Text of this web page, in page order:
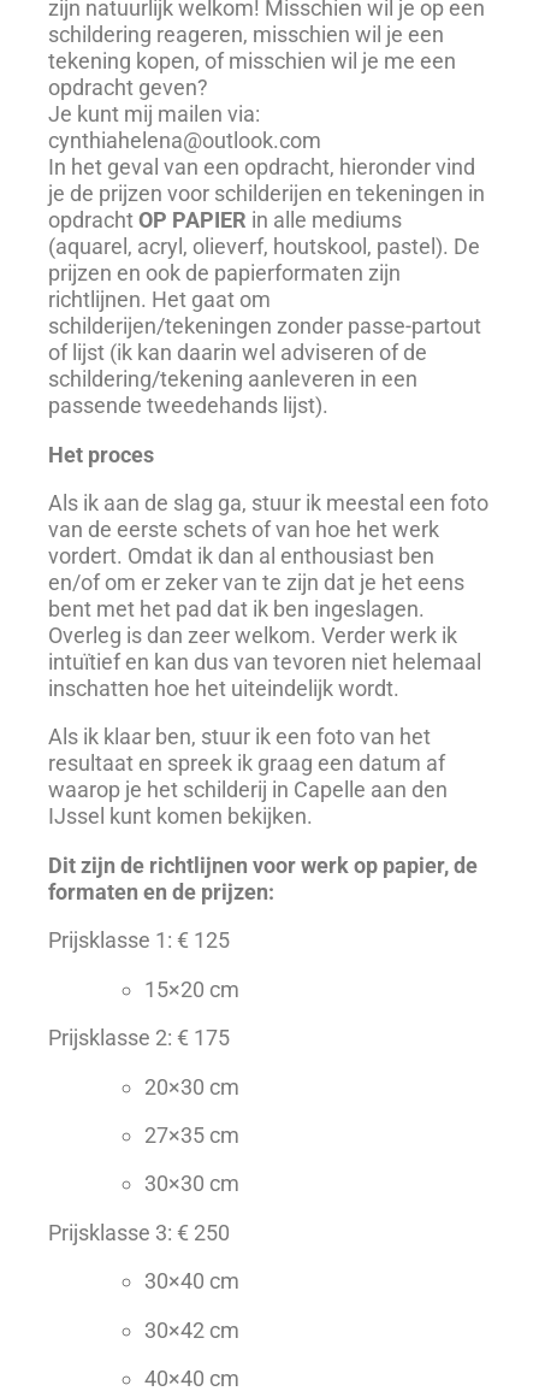
zijn natuurlijk welkom! Misschien wil je op een
schildering reageren, misschien wil je een
tekening kopen, of misschien wil je me een
opdracht geven?
Je kunt mij mailen via:
cynthiahelena@outlook.com
In het geval van een opdracht, hieronder vind
je de prijzen voor schilderijen en tekeningen in
opdrachtOP PAPIER in alle mediums
(aquarel, acryl, olieverf, houtskool, pastel). De
prijzen en ook de papierformaten zijn
richtlijnen. Het gaat om
schilderijen/tekeningen zonder passe-partout
of lijst (ik kan daarin wel adviseren of de
schildering/tekening aanleveren in een
passende tweedehands lijst).
Het proces
Als ik aan de slag ga, stuur ik meestal een foto
van de eerste schets of van hoe het werk
vordert. Omdat ik dan al enthousiast ben
en/of om er zeker van te zijn dat je het eens
bent met het pad dat ik ben ingeslagen.
Overleg is dan zeer welkom. Verder werk ik
intuïtief en kan dus van tevoren niet helemaal
inschatten hoe het uiteindelijk wordt.
Als ik klaar ben, stuur ik een foto van het
resultaat en spreek ik graag een datum af
waarop je het schilderij in Capelle aan den
IJssel kunt komen bekijken.
Dit zijn de richtlijnen voor werk op papier, de
formaten en de prijzen:
Prijsklasse 1: € 125
15×20 cm
Prijsklasse 2: € 175
20×30 cm
27×35 cm
30×30 cm
Prijsklasse 3: € 250
30×40 cm
30×42 cm
40×40 cm